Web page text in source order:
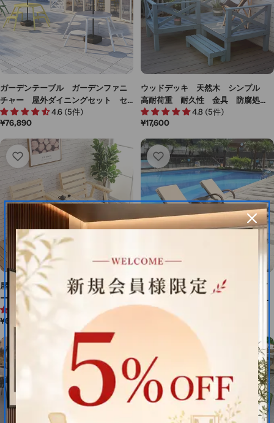
ガーデンテーブル ガーデンファニ
チャー 屋外ダイニングセット セ
ット 屋外家具 ワニス塗装 スチ
ールフレーム ガーデンパラソル
防水性 グリーン ブルー カスタ
マイズ可能 HWZY-M042
4.6 (5件)
通
価
¥76,890
ウッドデッキ 天然木 シンプル
高耐荷重 耐久性 金具 防腐処
理 ブルー HWZY-M022
4.8 (5件)
通
価
格
¥17,600
屋外家具 ガーデンベンチ 中間テ
ーブル付き ワニス塗装 高耐候
性 高耐荷重 天然木使用 三角構
造 高安定性 パラソルホール ナ
チュラル HWZY-M021
通
価
格
¥65,780
リクライニングチェア アウトドア
チェア ラタン風 籐風 HWZY-M-
010